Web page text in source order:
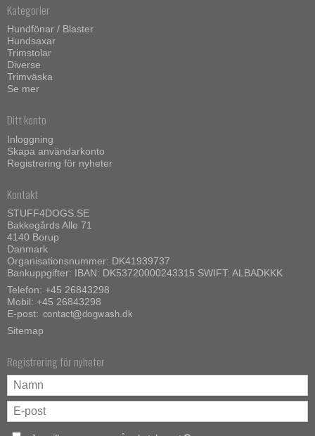
Kategorier
Hundfönar / Blaster
Hundsaxar
Trimstolar
Diverse
Trimväska
Se mer
Ditt konto
Inloggning
Skapa användarkonto
Registrering för nyheter
Kontakt
STUFF4DOGS.SE
Bakkegårds Alle 71
4140 Borup
Danmark
Organisationsnummer: DK41939737
Bankuppgifter: IBAN: DK53720000243315 SWIFT: ALBADKKK
Telefon: +45 26843298
Mobil: +45 26843298
E-post:
Sitemap
Registrering för nyheter